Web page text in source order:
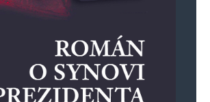
příspěvcích e-mailem.